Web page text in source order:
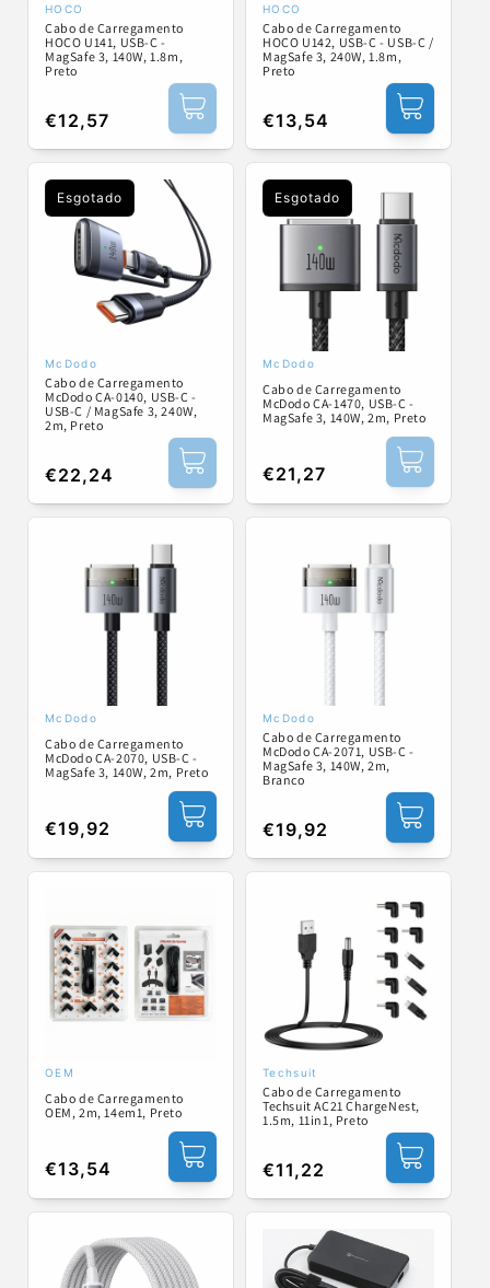
Fornecedor:
HOCO
Cabo de Carregamento
HOCO U141, USB-C -
MagSafe 3, 140W, 1.8m,
Preto
Preço
normal
€12,57
Fornecedor:
HOCO
Cabo de Carregamento
HOCO U142, USB-C - USB-C /
MagSafe 3, 240W, 1.8m,
Preto
Preço
normal
€13,54
Esgotado
Fornecedor:
McDodo
Cabo de Carregamento
McDodo CA-0140, USB-C -
USB-C / MagSafe 3, 240W,
2m, Preto
Preço
normal
€22,24
Esgotado
Fornecedor:
McDodo
Cabo de Carregamento
McDodo CA-1470, USB-C -
MagSafe 3, 140W, 2m, Preto
Preço
normal
€21,27
Fornecedor:
McDodo
Cabo de Carregamento
McDodo CA-2070, USB-C -
MagSafe 3, 140W, 2m, Preto
Preço
normal
€19,92
Fornecedor:
McDodo
Cabo de Carregamento
McDodo CA-2071, USB-C -
MagSafe 3, 140W, 2m,
Branco
Preço
normal
€19,92
Fornecedor:
OEM
Cabo de Carregamento
OEM, 2m, 14em1, Preto
Preço
normal
€13,54
Fornecedor:
Techsuit
Cabo de Carregamento
Techsuit AC21 ChargeNest,
1.5m, 11in1, Preto
Preço
normal
€11,22